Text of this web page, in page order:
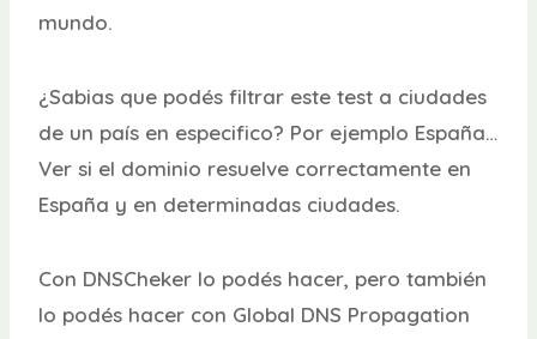
mundo.
¿Sabias que podés filtrar este test a ciudades
de un país en especifico? Por ejemplo España…
Ver si el dominio resuelve correctamente en
España y en determinadas ciudades.
Con DNSCheker lo podés hacer, pero también
lo podés hacer con Global DNS Propagation